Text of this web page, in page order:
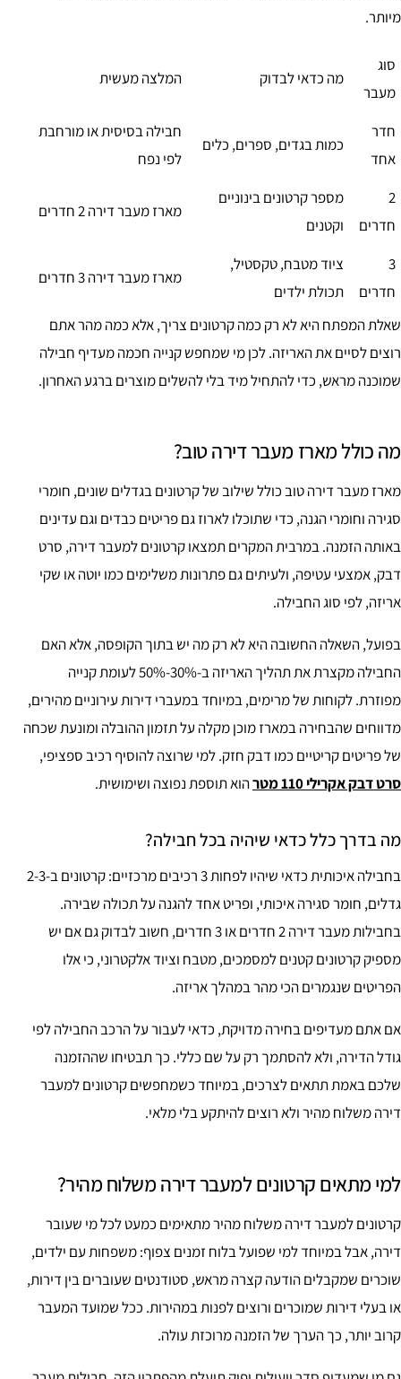
מיותר.
סוג
מעבר
מה כדאי לבדוק המלצה מעשית
חדר
אחד
כמות בגדים, ספרים, כלים
חבילה בסיסית או מורחבת
לפי נפח
2
חדרים
מספר קרטונים בינוניים
וקטנים
מארז מעבר דירה 2 חדרים
3
חדרים
ציוד מטבח, טקסטיל,
תכולת ילדים
מארז מעבר דירה 3 חדרים
שאלת המפתח היא לא רק כמה קרטונים צריך, אלא כמה מהר אתם
רוצים לסיים את האריזה. לכן מי שמחפש קנייה חכמה מעדיף חבילה
שמוכנה מראש, כדי להתחיל מיד בלי להשלים מוצרים ברגע האחרון.
מה כולל מארז מעבר דירה טוב?
מארז מעבר דירה טוב כולל שילוב של קרטונים בגדלים שונים, חומרי
סגירה וחומרי הגנה, כדי שתוכלו לארוז גם פריטים כבדים וגם עדינים
באותה הזמנה. במרבית המקרים תמצאו קרטונים למעבר דירה, סרט
דבק, אמצעי עטיפה, ולעיתים גם פתרונות משלימים כמו יוטה או שקי
אריזה, לפי סוג החבילה.
בפועל, השאלה החשובה היא לא רק מה יש בתוך הקופסה, אלא האם
החבילה מקצרת את תהליך האריזה ב-30%-50% לעומת קנייה
מפוזרת. לקוחות של מרימים, במיוחד במעברי דירות עירוניים מהירים,
מדווחים שהבחירה במארז מוכן מקלה על תזמון ההובלה ומונעת שכחה
של פריטים קריטיים כמו דבק חזק. למי שרוצה להוסיף רכיב ספציפי,
סרט דבק אקרילי 110 מטר
הוא תוספת נפוצה ושימושית.
מה בדרך כלל כדאי שיהיה בכל חבילה?
בחבילה איכותית כדאי שיהיו לפחות 3 רכיבים מרכזיים: קרטונים ב-2-3
גדלים, חומר סגירה איכותי, ופריט אחד להגנה על תכולה שבירה.
בחבילות מעבר דירה 2 חדרים או 3 חדרים, חשוב לבדוק גם אם יש
מספיק קרטונים קטנים למסמכים, מטבח וציוד אלקטרוני, כי אלו
הפריטים שנגמרים הכי מהר במהלך אריזה.
אם אתם מעדיפים בחירה מדויקת, כדאי לעבור על הרכב החבילה לפי
גודל הדירה, ולא להסתמך רק על שם כללי. כך תבטיחו שההזמנה
שלכם באמת תתאים לצרכים, במיוחד כשמחפשים קרטונים למעבר
דירה משלוח מהיר ולא רוצים להיתקע בלי מלאי.
למי מתאים קרטונים למעבר דירה משלוח מהיר?
קרטונים למעבר דירה משלוח מהיר מתאימים כמעט לכל מי שעובר
דירה, אבל במיוחד למי שפועל בלוח זמנים צפוף: משפחות עם ילדים,
שוכרים שמקבלים הודעה קצרה מראש, סטודנטים שעוברים בין דירות,
או בעלי דירות שמוכרים ורוצים לפנות במהירות. ככל שמועד המעבר
קרוב יותר, כך הערך של הזמנה מרוכזת עולה.